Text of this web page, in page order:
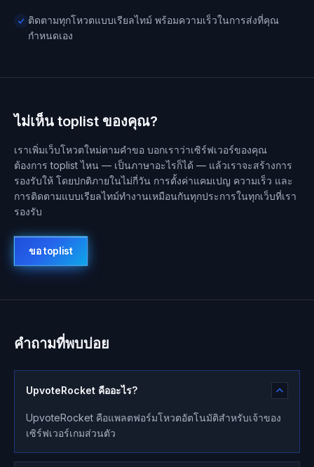
ติดตามทุกโหวตแบบเรียลไทม์ พร้อมความเร็วในการส่งที่คุณ
กำหนดเอง
ไม่เห็น toplist ของคุณ?
เราเพิ่มเว็บโหวตใหม่ตามคำขอ บอกเราว่าเซิร์ฟเวอร์ของคุณ
ต้องการ toplist ไหน — เป็นภาษาอะไรก็ได้ — แล้วเราจะสร้างการ
รองรับให้ โดยปกติภายในไม่กี่วัน การตั้งค่าแคมเปญ ความเร็ว และ
การติดตามแบบเรียลไทม์ทำงานเหมือนกันทุกประการในทุกเว็บที่เรา
รองรับ
ขอ toplist
คำถามที่พบบ่อย
UpvoteRocket คืออะไร?
UpvoteRocket คือแพลตฟอร์มโหวตอัตโนมัติสำหรับเจ้าของ
เซิร์ฟเวอร์เกมส่วนตัว